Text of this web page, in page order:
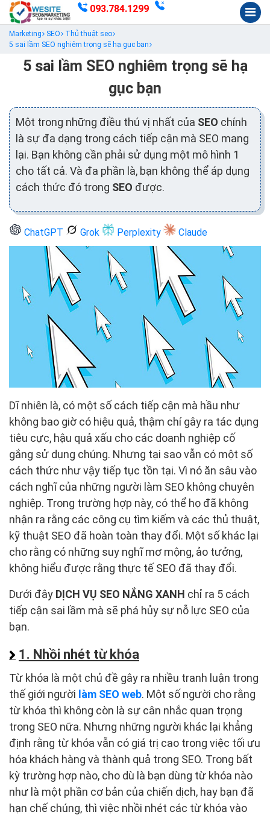
093.784.1299
Marketing SEO
Thủ thuật seo
5 sai lầm SEO nghiêm trọng sẽ hạ gục bạn
5 sai lầm SEO nghiêm trọng sẽ hạ
gục bạn
Một trong những điều thú vị nhất của SEO chính
là sự đa dạng trong cách tiếp cận mà SEO mang
lại. Bạn không cần phải sử dụng một mô hình 1
cho tất cả. Và đa phần là, bạn không thể áp dụng
cách thức đó trong SEO được.
ChatGPT Grok Perplexity Claude
Dĩ nhiên là, có một số cách tiếp cận mà hầu như
không bao giờ có hiệu quả, thậm chí gây ra tác dụng
tiêu cực, hậu quả xấu cho các doanh nghiệp cố
gắng sử dụng chúng. Nhưng tại sao vẫn có một số
cách thức như vậy tiếp tục tồn tại. Vì nó ăn sâu vào
cách nghĩ của những người làm SEO không chuyên
nghiệp. Trong trường hợp này, có thể họ đã không
nhận ra rằng các công cụ tìm kiếm và các thủ thuật,
kỹ thuật SEO đã hoàn toàn thay đổi. Một số khác lại
cho rằng có những suy nghĩ mơ mộng, ảo tưởng,
không hiểu được rằng thực tế SEO đã thay đổi.
Dưới đây DỊCH VỤ SEO NẮNG XANH chỉ ra 5 cách
tiếp cận sai lầm mà sẽ phá hủy sự nỗ lực SEO của
bạn.
1. Nhồi nhét từ khóa
Từ khóa là một chủ đề gây ra nhiều tranh luận trong
thế giới người làm SEO web. Một số người cho rằng
từ khóa thì không còn là sự cân nhắc quan trọng
trong SEO nữa. Nhưng những người khác lại khẳng
định rằng từ khóa vẫn có giá trị cao trong việc tối ưu
hóa khách hàng và thành quả trong SEO. Trong bất
kỳ trường hợp nào, cho dù là bạn dùng từ khóa nào
như là một phần cơ bản của chiến dịch, hay bạn đã
hạn chế chúng, thì việc nhồi nhét các từ khóa vào